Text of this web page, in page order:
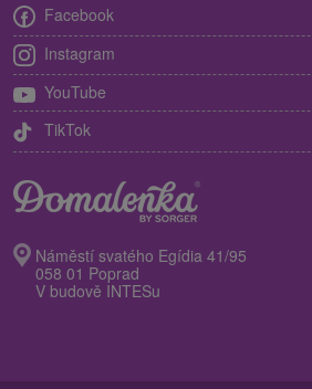
Facebook
Instagram
YouTube
TikTok
Náměstí svatého Egídia 41/95
058 01 Poprad
V budově INTESu